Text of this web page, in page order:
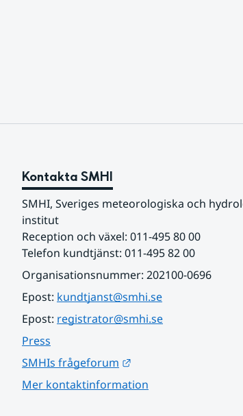
Kontakta SMHI
SMHI, Sveriges meteorologiska och
institut
Reception och växel: 011-495 80 00
Telefon kundtjänst: 011-495 82 00
Organisationsnummer: 202100-0696
Epost: kundtjanst@smhi.se
Epost: registrator@smhi.se
Press
SMHIs frågeforum
Mer kontaktinformation